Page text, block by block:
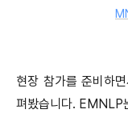
현장 참가를 준비하
펴봤습니다. EMNLP